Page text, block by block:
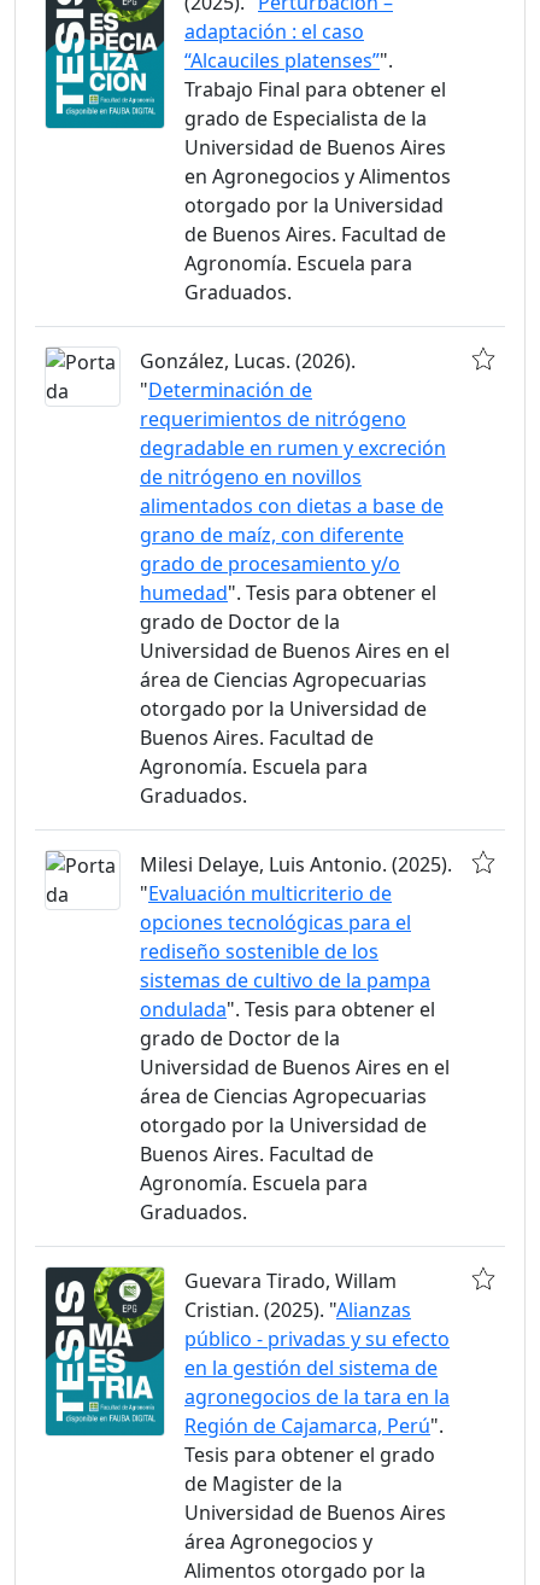
adaptación : el caso
“Alcauciles platenses”".
Trabajo Final para obtener el
grado de Especialista de la
Universidad de Buenos Aires
en Agronegocios y Alimentos
otorgado por la Universidad
de Buenos Aires. Facultad de
Agronomía. Escuela para
Graduados.
González, Lucas. (2026).
"Determinación de
requerimientos de nitrógeno
degradable en rumen y excreción
de nitrógeno en novillos
alimentados con dietas a base de
grano de maíz, con diferente
grado de procesamiento y/o
humedad". Tesis para obtener el
grado de Doctor de la
Universidad de Buenos Aires en el
área de Ciencias Agropecuarias
otorgado por la Universidad de
Buenos Aires. Facultad de
Agronomía. Escuela para
Graduados.
Milesi Delaye, Luis Antonio. (2025).
"Evaluación multicriterio de
opciones tecnológicas para el
rediseño sostenible de los
sistemas de cultivo de la pampa
ondulada". Tesis para obtener el
grado de Doctor de la
Universidad de Buenos Aires en el
área de Ciencias Agropecuarias
otorgado por la Universidad de
Buenos Aires. Facultad de
Agronomía. Escuela para
Graduados.
Guevara Tirado, Willam
Cristian. (2025). "Alianzas
público - privadas y su efecto
en la gestión del sistema de
agronegocios de la tara en la
Región de Cajamarca, Perú".
Tesis para obtener el grado
de Magister de la
Universidad de Buenos Aires
área Agronegocios y
Alimentos otorgado por la